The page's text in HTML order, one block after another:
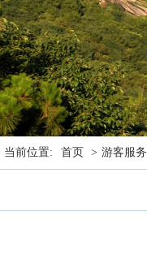
当前位置: 首页 > 游客服务